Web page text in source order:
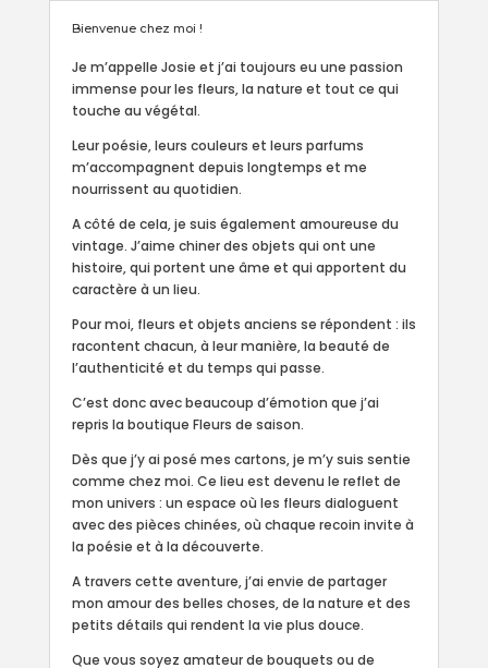
Bienvenue chez moi !
Je m’appelle Josie et j’ai toujours eu une passion
immense pour les fleurs, la nature et tout ce qui
touche au végétal.
Leur poésie, leurs couleurs et leurs parfums
m’accompagnent depuis longtemps et me
nourrissent au quotidien.
A côté de cela, je suis également amoureuse du
vintage. J’aime chiner des objets qui ont une
histoire, qui portent une âme et qui apportent du
caractère à un lieu.
Pour moi, fleurs et objets anciens se répondent : ils
racontent chacun, à leur manière, la beauté de
l’authenticité et du temps qui passe.
C’est donc avec beaucoup d’émotion que j’ai
repris la boutique Fleurs de saison.
Dès que j’y ai posé mes cartons, je m’y suis sentie
comme chez moi. Ce lieu est devenu le reflet de
mon univers : un espace où les fleurs dialoguent
avec des pièces chinées, où chaque recoin invite à
la poésie et à la découverte.
A travers cette aventure, j’ai envie de partager
mon amour des belles choses, de la nature et des
petits détails qui rendent la vie plus douce.
Que vous soyez amateur de bouquets ou de